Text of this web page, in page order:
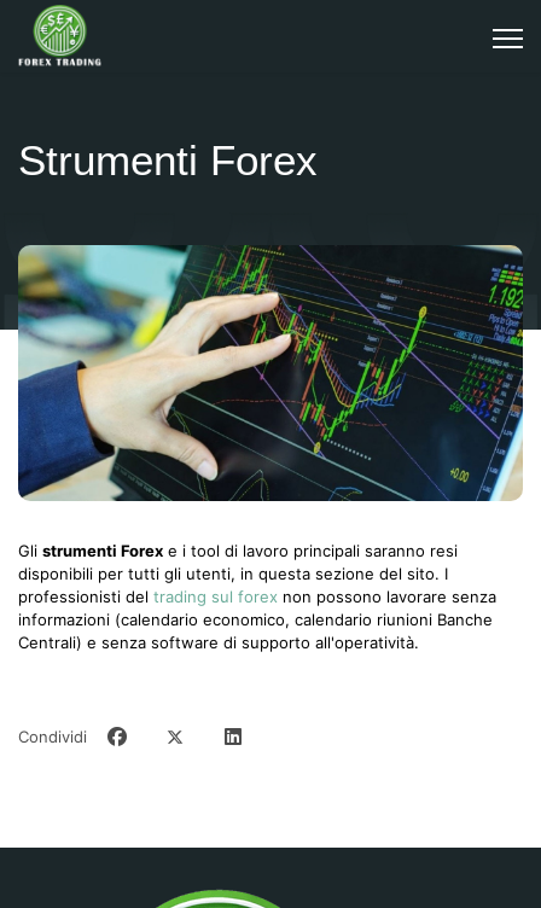
Strumenti Forex
Gli strumenti Forex e i tool di lavoro principali saranno resi
disponibili per tutti gli utenti, in questa sezione del sito. I
professionisti del trading sul forex non possono lavorare senza
informazioni (calendario economico, calendario riunioni Banche
Centrali) e senza software di supporto all'operatività.
Condividi